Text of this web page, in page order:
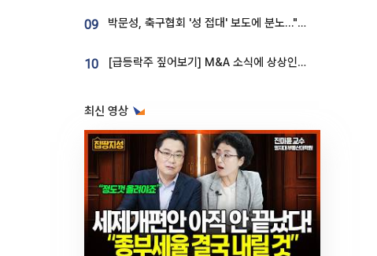
09 박문성, 축구협회 '성 접대' 보도에 분노…"다 말아먹으려고 작정했나"
10 [급등락주 짚어보기] M&A 소식에 상상인증권ㆍ유니켐 ‘상한가’⋯유증 제동 걸린 SK디앤디↑
최신 영상